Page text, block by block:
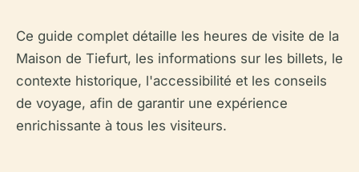
Ce guide complet détaille les heures de visite de la
Maison de Tiefurt, les informations sur les billets, le
contexte historique, l'accessibilité et les conseils
de voyage, afin de garantir une expérience
enrichissante à tous les visiteurs.